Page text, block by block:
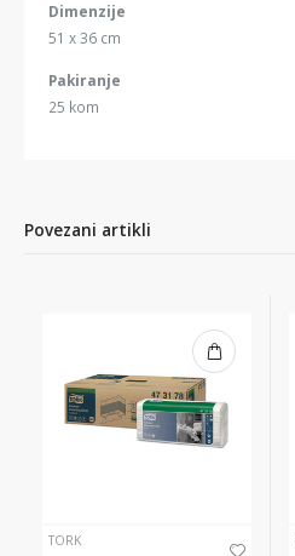
Dimenzije
51 x 36 cm
Pakiranje
25 kom
Povezani artikli
TORK